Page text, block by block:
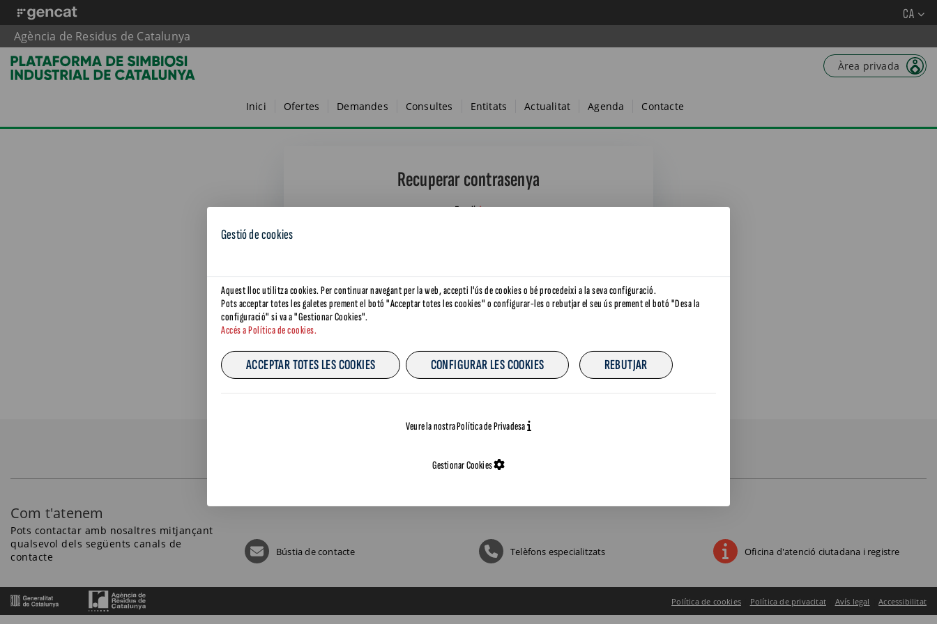
CA
Agència de Residus de Catalunya
Inici Ofertes Demandes Consultes Entitats Actualitat Agenda Contacte
Àrea privada
Recuperar contrasenya
Email*
TORNAR ENRERE
Gestió de cookies
Aquest lloc utilitza cookies. Per continuar navegant per la web, accepti l'ús de cookies o bé procedeixi a la seva configuració.
Pots acceptar totes les galetes prement el botó "Acceptar totes les cookies" o configurar-les o rebutjar el seu ús prement el botó "Desa la
configuració" si va a "Gestionar Cookies".
Accés a Política de cookies.
ACCEPTAR TOTES LES COOKIES CONFIGURAR LES COOKIES REBUTJAR
Veure la nostra Política de Privadesa
Gestionar Cookies
Com t'atenem
Pots contactar amb nosaltres mitjançant
qualsevol dels següents canals de
contacte
Bústia de contacte Telèfons especialitzats Oficina d'atenció ciutadana i registre
Política de cookies| Política de privacitat| Avís legal |Accessibilitat